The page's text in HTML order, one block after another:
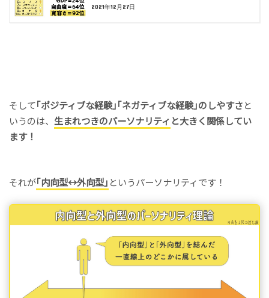
2021年12月27日
そして｢ポジティブな経験｣｢ネガティブな経験｣のしやすさと
いうのは、 生まれつきのパーソナリティ と大きく関係してい
ます！
それが｢内向型↔︎外向型｣ というパーソナリティです！